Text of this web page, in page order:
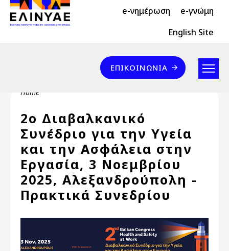
Skip to main content
Header Top 2 e-νημέρωση e-γνώμη
Header Top English Site
Επικοινωνία
ΕΠΙΚΟΙΝΩΝΊΑ
Breadcrumb
Home
2ο Διαβαλκανικό
Συνέδριο για την Υγεία
και την Ασφάλεια στην
Εργασία, 3 Νοεμβρίου
2025, Αλεξανδρούπολη -
Πρακτικά Συνεδρίου